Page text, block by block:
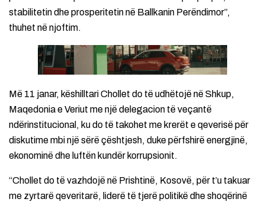
stabilitetin dhe prosperitetin në Ballkanin Perëndimor”,
thuhet në njoftim.
Më 11 janar, këshilltari Chollet do të udhëtojë në Shkup,
Maqedonia e Veriut me një delegacion të veçantë
ndërinstitucional, ku do të takohet me krerët e qeverisë për
diskutime mbi një sërë çështjesh, duke përfshirë energjinë,
ekonominë dhe luftën kundër korrupsionit.
“Chollet do të vazhdojë në Prishtinë, Kosovë, për t’u takuar
me zyrtarë qeveritarë, liderë të tjerë politikë dhe shoqërinë